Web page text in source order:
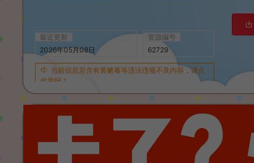
最近更新
2026年05月08日
资源编号
62729
当前信息若含有黄赌毒等违法违规不良内容，请点
此举报！